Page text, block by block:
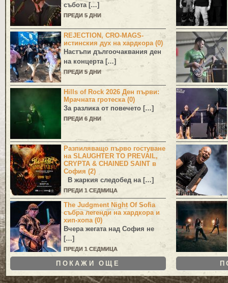
събота […]
ПРЕДИ 5 ДНИ
REJECTION, CRO-MAGS-
истинския дух на хардкора (0)
Настъпи дългоочаквания ден
на концерта […]
ПРЕДИ 5 ДНИ
Hills of Rock 2026 Ден първи:
Мрачната гротеска (0)
За разлика от повечето […]
ПРЕДИ 6 ДНИ
Разпиляващо първо гостуване
на SLAUGHTER TO PREVAIL,
CRYPTA & CHAINED SAINT в
София (2)
В жаркия следобед на […]
ПРЕДИ 1 СЕДМИЦА
The Judgment Night Of Sofia
събра легенди на хардкора и
хип-хопа (0)
Вчера жегата над София не
[…]
ПРЕДИ 1 СЕДМИЦА
ПОКАЖИ ОЩЕ